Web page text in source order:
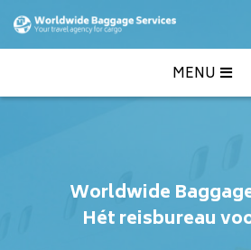
MENU
Worldwide
Hét reisbureau